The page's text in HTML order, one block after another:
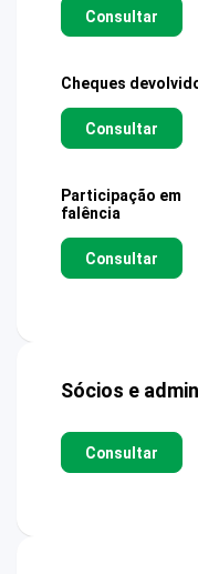
Consultar
Cheques
Consultar
Participação em
falência
Consultar
Sócios e
Consultar